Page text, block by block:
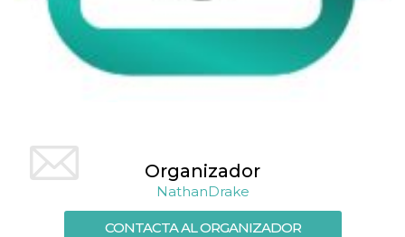
Organizador
NathanDrake
CONTACTA AL ORGANIZADOR